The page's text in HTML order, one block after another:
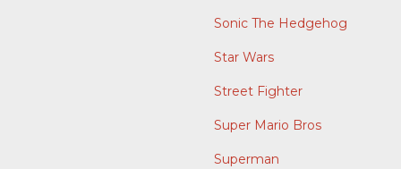
Sonic The Hedgehog
Star Wars
Street Fighter
Super Mario Bros
Superman